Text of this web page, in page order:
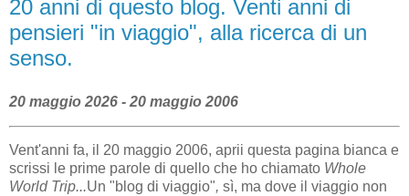
20 anni di questo blog. Venti anni di
pensieri "in viaggio", alla ricerca di un
senso.
20 maggio 2026 - 20 maggio 2006
Vent'anni fa, il 20 maggio 2006, aprii questa pagina bianca e
scrissi le prime parole di quello che ho chiamato Whole
World Trip...Un "blog di viaggio", sì, ma dove il viaggio non